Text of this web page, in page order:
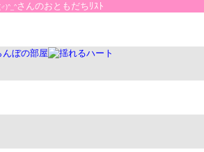
さんのおともだちﾘｽﾄ
の部屋